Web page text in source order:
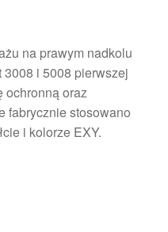
na prawym nadkolu
i 5008 pierwszej
ochronną oraz
fabrycznie stosowano
i kolorze EXY.